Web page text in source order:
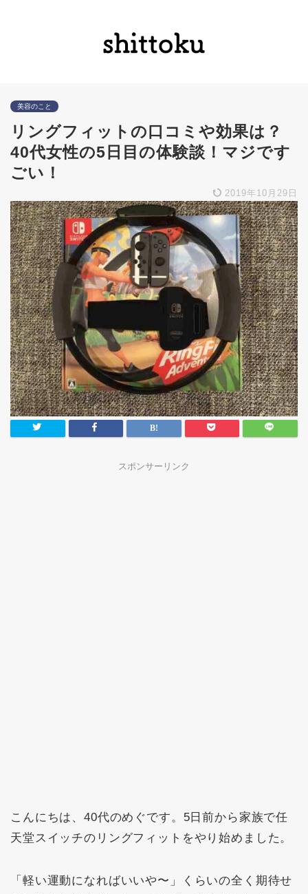
美容のこと
リングフィットの口コミや効果は？
40代女性の5日目の体験談！マジです
ごい！
2019年10月29日
スポンサーリンク
こんにちは、40代のめぐです。5日前から家族で任
天堂スイッチのリングフィットをやり始めました。
「軽い運動になればいいや〜」くらいの全く期待せ